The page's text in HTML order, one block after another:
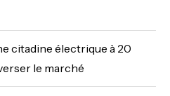
citadine électrique à 20
le marché